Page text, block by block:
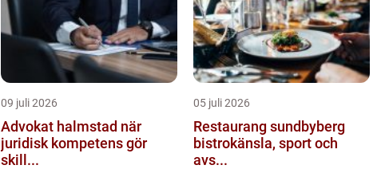
09 juli 2026
Advokat halmstad när
juridisk kompetens gör
skill...
05 juli 2026
Restaurang sundbyberg
bistrokänsla, sport och
avs...